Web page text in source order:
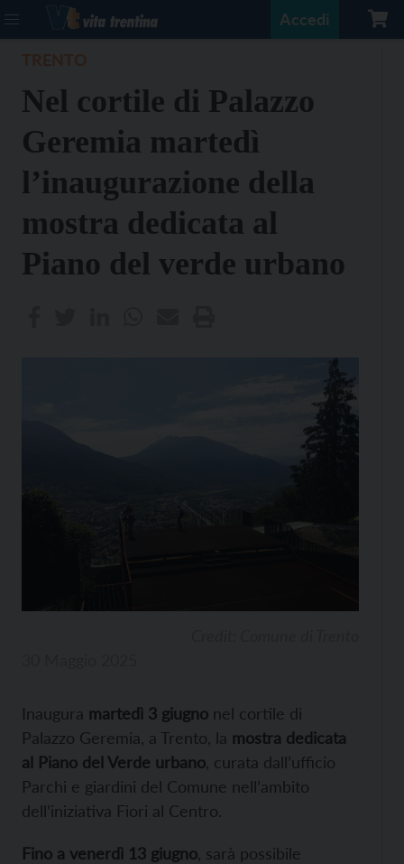
Accedi
Nel cortile di Palazzo
Geremia martedì
l’inaugurazione della
mostra dedicata al
Piano del verde urbano
Inaugura martedì 3 giugno nel cortile di
Palazzo Geremia, a Trento, la mostra dedicata
al Piano del Verde urbano , curata dall’ufficio
Parchi e giardini del Comune nell’ambito
dell’iniziativa Fiori al Centro.
Fino a venerdì 13 giugno , sarà possibile